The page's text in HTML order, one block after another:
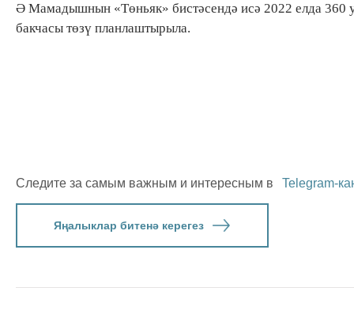
Ә Мамадышнын «Төньяк» бистәсендә исә 2022 елда 360
бакчасы төзү планлаштырыла.
Следите за самым важным и интересным в Telegram-
Яңалыклар битенә керегез